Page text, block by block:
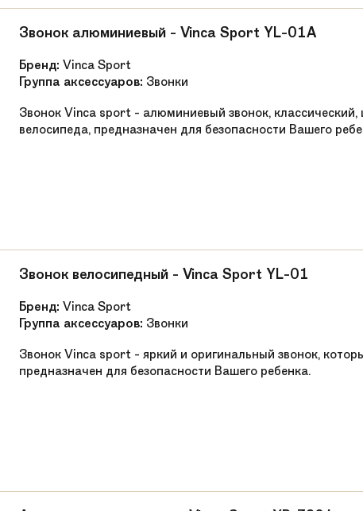
Звонок алюминиевый - Vinca Sport YL-01A
Бренд: Vinca Sport
Группа аксессуаров: Звонки
Звонок Vinca sport - алюминиевый звонок, классический,
велосипеда, предназначен для безопасности Вашего
Звонок велосипедный - Vinca Sport YL-01
Бренд: Vinca Sport
Группа аксессуаров: Звонки
Звонок Vinca sport - яркий и оригинальный звонок,
предназначен для безопасности Вашего ребенка.